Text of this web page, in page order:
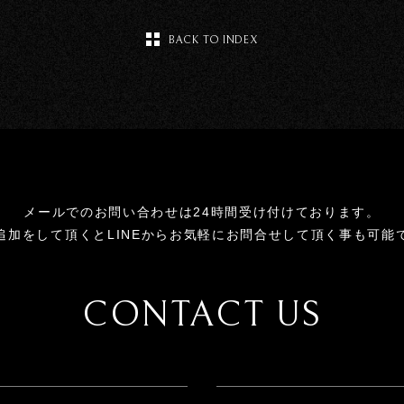
BACK TO INDEX
メールでのお問い合わせは24時間受け付けております。
加をして頂くとLINEからお気軽にお問合せして頂く事も可能
CONTACT US